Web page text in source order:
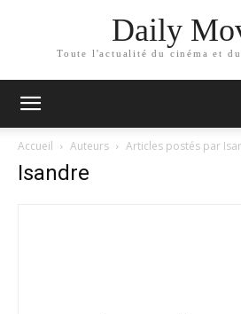
Daily
Toute l'actualité du cinéma et du
Accueil Auteurs Articles postés par
Isandre